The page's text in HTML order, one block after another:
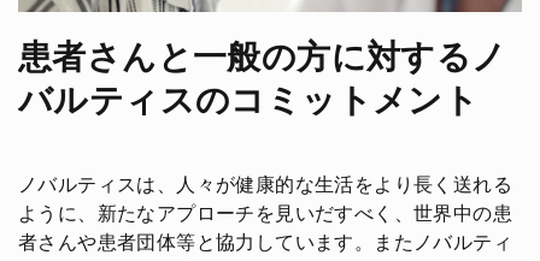
患者さんと一般の方に対するノ
バルティスのコミットメント
ノバルティスは、人々が健康的な生活をより長く送れる
ように、新たなアプローチを見いだすべく、世界中の患
者さんや患者団体等と協力しています。またノバルティ